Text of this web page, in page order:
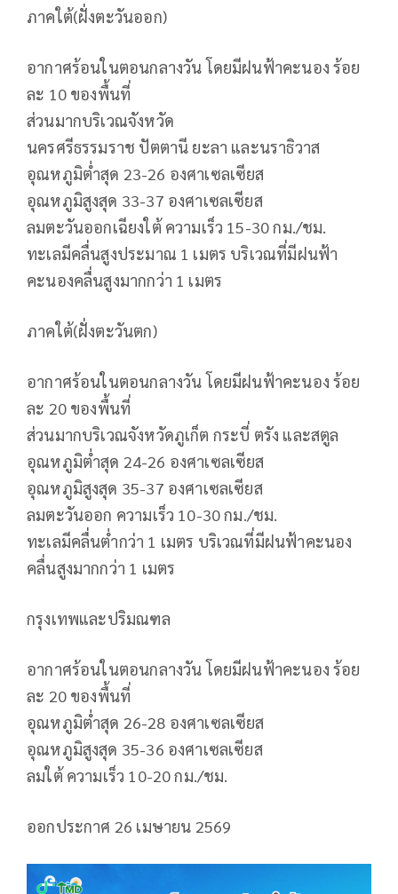
ภาคใต้(ฝั่งตะวันออก)
อากาศร้อนในตอนกลางวัน โดยมีฝนฟ้าคะนอง ร้อย
ละ 10 ของพื้นที่
ส่วนมากบริเวณจังหวัด
นครศรีธรรมราช ปัตตานี ยะลา และนราธิวาส
อุณหภูมิต่ำสุด 23-26 องศาเซลเซียส
อุณหภูมิสูงสุด 33-37 องศาเซลเซียส
ลมตะวันออกเฉียงใต้ ความเร็ว 15-30 กม./ชม.
ทะเลมีคลื่นสูงประมาณ 1 เมตร บริเวณที่มีฝนฟ้า
คะนองคลื่นสูงมากกว่า 1 เมตร
ภาคใต้(ฝั่งตะวันตก)
อากาศร้อนในตอนกลางวัน โดยมีฝนฟ้าคะนอง ร้อย
ละ 20 ของพื้นที่
ส่วนมากบริเวณจังหวัดภูเก็ต กระบี่ ตรัง และสตูล
อุณหภูมิต่ำสุด 24-26 องศาเซลเซียส
อุณหภูมิสูงสุด 35-37 องศาเซลเซียส
ลมตะวันออก ความเร็ว 10-30 กม./ชม.
ทะเลมีคลื่นต่ำกว่า 1 เมตร บริเวณที่มีฝนฟ้าคะนอง
คลื่นสูงมากกว่า 1 เมตร
กรุงเทพและปริมณฑล
อากาศร้อนในตอนกลางวัน โดยมีฝนฟ้าคะนอง ร้อย
ละ 20 ของพื้นที่
อุณหภูมิต่ำสุด 26-28 องศาเซลเซียส
อุณหภูมิสูงสุด 35-36 องศาเซลเซียส
ลมใต้ ความเร็ว 10-20 กม./ชม.
ออกประกาศ 26 เมษายน 2569